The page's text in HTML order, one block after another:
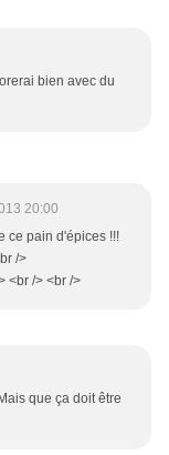
bien avec du
20:00
ce pain d'épices !!!
/>
<br /> <br />
que ça doit être